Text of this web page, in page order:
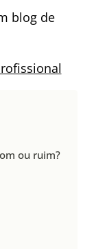
blog de
ou ruim?